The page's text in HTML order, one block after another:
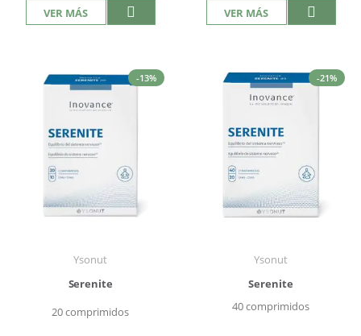
VER MÁS VER MÁS
-13%
Ysonut
Serenite
20 comprimidos
-21%
Ysonut
Serenite
40 comprimidos